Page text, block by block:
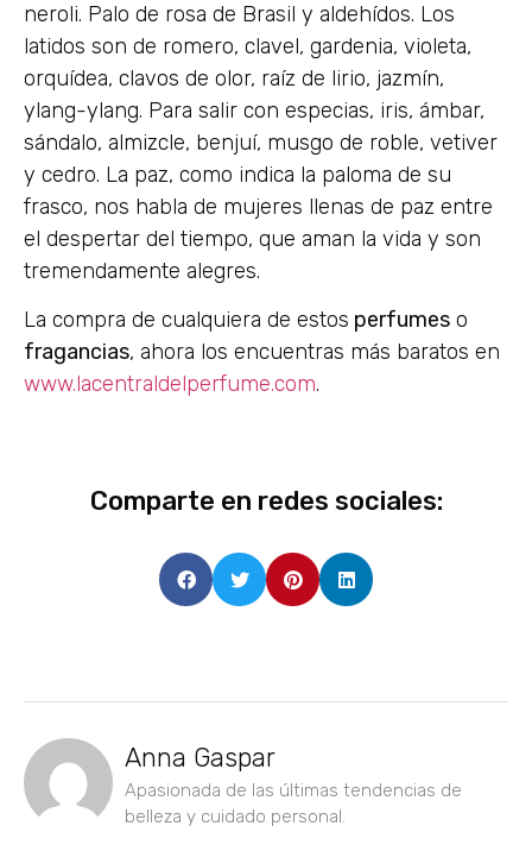
neroli. Palo de rosa de Brasil y aldehídos. Los
latidos son de romero, clavel, gardenia, violeta,
orquídea, clavos de olor, raíz de lirio, jazmín,
ylang-ylang. Para salir con especias, iris, ámbar,
sándalo, almizcle, benjuí, musgo de roble, vetiver
y cedro. La paz, como indica la paloma de su
frasco, nos habla de mujeres llenas de paz entre
el despertar del tiempo, que aman la vida y son
tremendamente alegres.
La compra de cualquiera de estos perfumes o
fragancias, ahora los encuentras más baratos en
www.lacentraldelperfume.com.
Comparte en redes sociales:
Anna Gaspar
Apasionada de las últimas tendencias de
belleza y cuidado personal.